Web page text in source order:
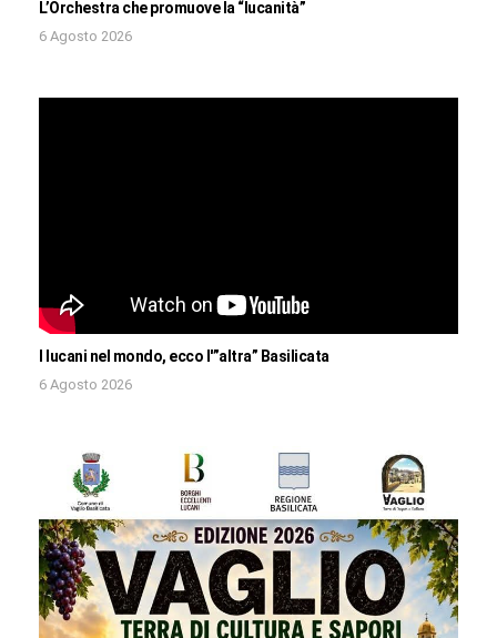
L’Orchestra che promuove la “lucanità”
6 Agosto 2026
I lucani nel mondo, ecco l'”altra” Basilicata
6 Agosto 2026